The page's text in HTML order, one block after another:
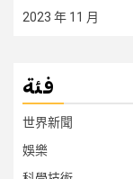
2023 年 11 月
فئة
世界新聞
娛樂